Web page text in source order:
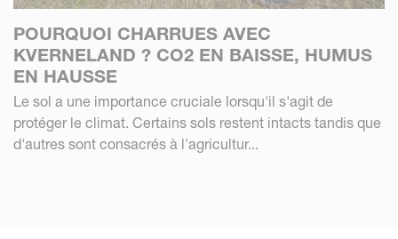
POURQUOI CHARRUES AVEC
KVERNELAND ? CO2 EN BAISSE, HUMUS
EN HAUSSE
Le sol a une importance cruciale lorsqu'il s'agit de
protéger le climat. Certains sols restent intacts tandis que
d'autres sont consacrés à l'agricultur...